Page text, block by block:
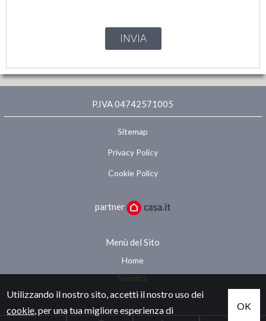
INVIA
P.IVA 04742571005
Sitemap
Privacy Policy
Cookie Policy
partner
Menù del Sito
Home
Vendita
Affitto
Contatti
Utilizzando il nostro sito, accetti il nostro uso dei
cookie, per una tua migliore esperienza di
OK